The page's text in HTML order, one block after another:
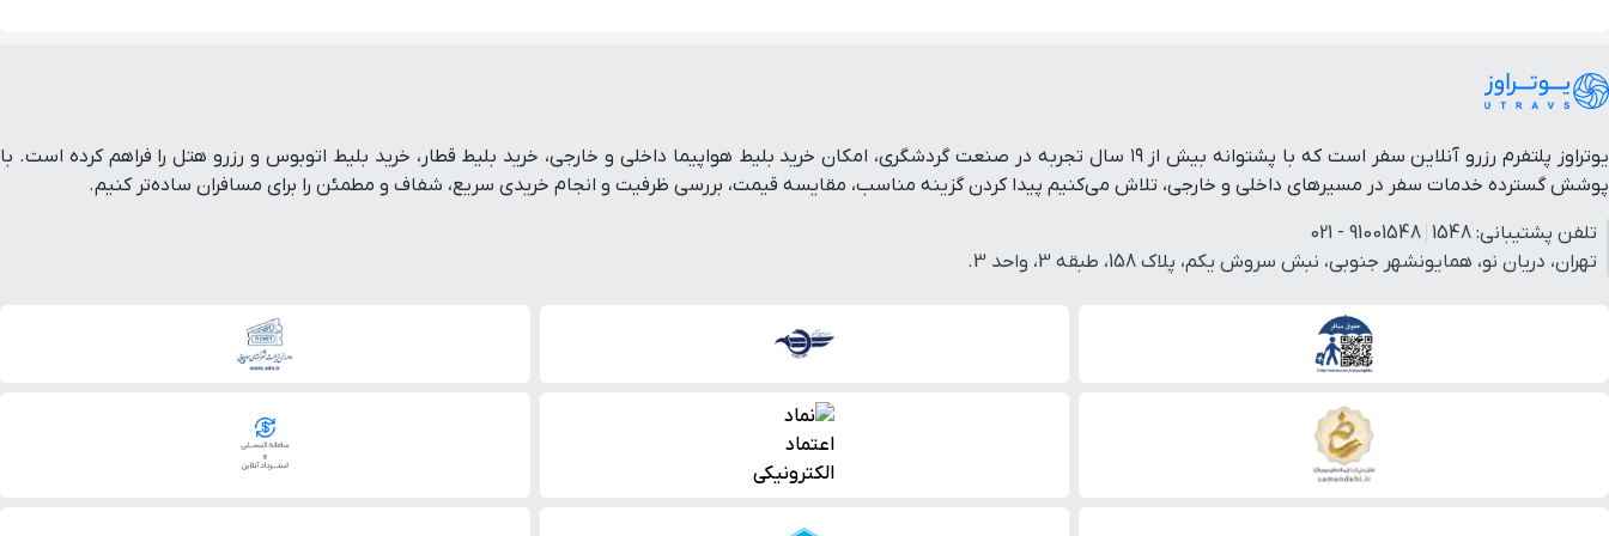
یوتراوز پلتفرم رزرو آنلاین سفر است که با پشتوانه بیش از ۱۹ سال تجربه در صنعت گردشگری، امکان خرید بلیط هواپیما داخلی و خارجی، خرید بلیط قطار، خرید بلیط اتوبوس و رزرو هتل را فراهم کرده است. با
پوشش گسترده خدمات سفر در مسیرهای داخلی و خارجی، تلاش می‌کنیم پیدا کردن گزینه مناسب، مقایسه قیمت، بررسی ظرفیت و انجام خریدی سریع، شفاف و مطمئن را برای مسافران ساده‌تر کنیم.
تلفن پشتیبانی: 1548
91001548 - 021
تهران، دریان نو، همایونشهر جنوبی، نبش سروش یکم، پلاک 158، طبقه 3، واحد 3.